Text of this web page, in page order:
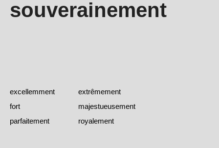
souverainement
excellemment
extrêmement
fort
majestueusement
parfaitement
royalement